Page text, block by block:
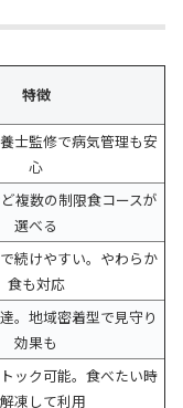
特徴
士監修で病気管理も安
心
複数の制限食コースが
選べる
続けやすい。やわらか
食も対応
。地域密着型で見守り
効果も
ック可能。食べたい時
凍して利用